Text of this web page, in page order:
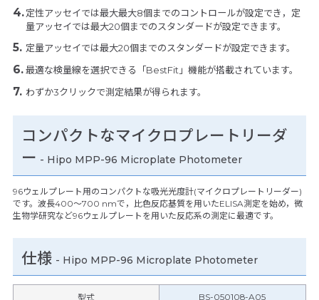
定性アッセイでは最大最大8個までのコントロールが設定でき，定
量アッセイでは最大20個までのスタンダードが設定できます。
定量アッセイでは最大20個までのスタンダードが設定できます。
最適な検量線を選択できる「BestFit」機能が搭載されています。
わずか3クリックで測定結果が得られます。
コンパクトなマイクロプレートリーダ
ー - Hipo MPP-96 Microplate Photometer
96ウェルプレート用のコンパクトな吸光光度計(マイクロプレートリーダー)
です。波長400～700 nmで，比色反応基質を用いたELISA測定を始め，微
生物学研究など96ウェルプレートを用いた反応系の測定に最適です。
仕様 - Hipo MPP-96 Microplate Photometer
型式 BS-050108-A05